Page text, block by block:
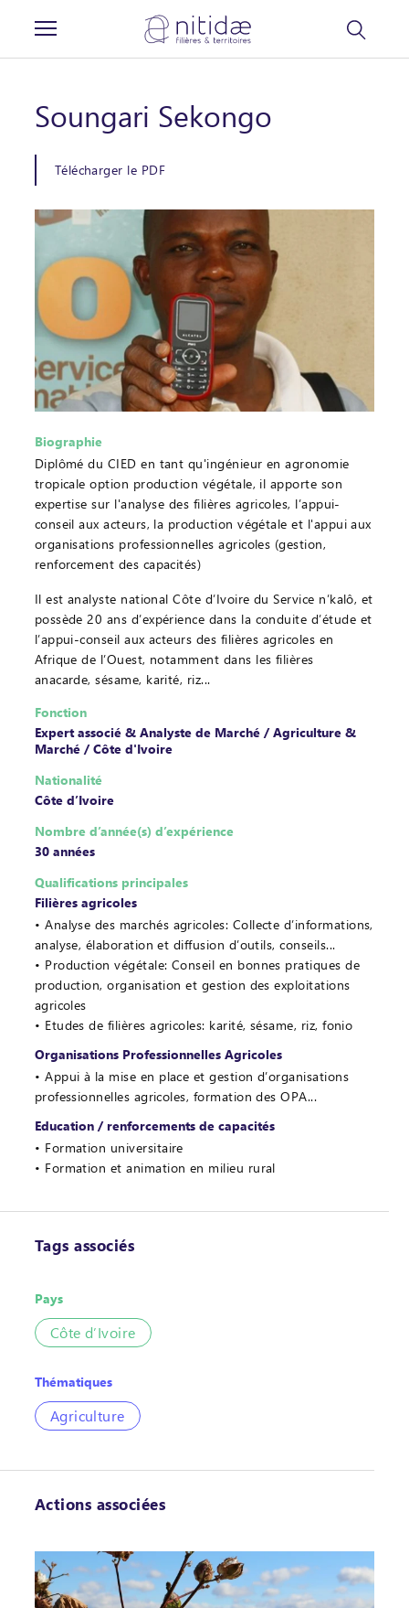
Soungari Sekongo
Télécharger le PDF
Biographie
Diplômé du CIED en tant qu'ingénieur en agronomie
tropicale option production végétale, il apporte son
expertise sur l'analyse des filières agricoles, l’appui-
conseil aux acteurs, la production végétale et l'appui aux
organisations professionnelles agricoles (gestion,
renforcement des capacités)
Il est analyste national Côte d’Ivoire du Service n’kalô, et
possède 20 ans d’expérience dans la conduite d’étude et
l’appui-conseil aux acteurs des filières agricoles en
Afrique de l’Ouest, notamment dans les filières
anacarde, sésame, karité, riz...
Fonction
Expert associé & Analyste de Marché / Agriculture &
Marché / Côte d'Ivoire
Nationalité
Côte d’Ivoire
Nombre d’année(s) d’expérience
30 années
Qualifications principales
Filières agricoles
Analyse des marchés agricoles: Collecte d’informations,
analyse, élaboration et diffusion d’outils, conseils...
Production végétale: Conseil en bonnes pratiques de
production, organisation et gestion des exploitations
agricoles
Etudes de filières agricoles: karité, sésame, riz, fonio
Organisations Professionnelles Agricoles
Appui à la mise en place et gestion d’organisations
professionnelles agricoles, formation des OPA...
Education / renforcements de capacités
Formation universitaire
Formation et animation en milieu rural
Tags associés
Pays
Côte d’Ivoire
Thématiques
Agriculture
Actions associées
Panneau de gestion des cookies